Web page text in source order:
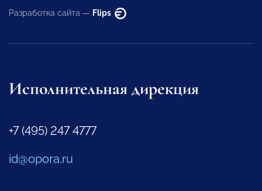
Разработка сайта — Flips
Исполнительная дирекция
+7 (495) 247 4777
id@opora.ru